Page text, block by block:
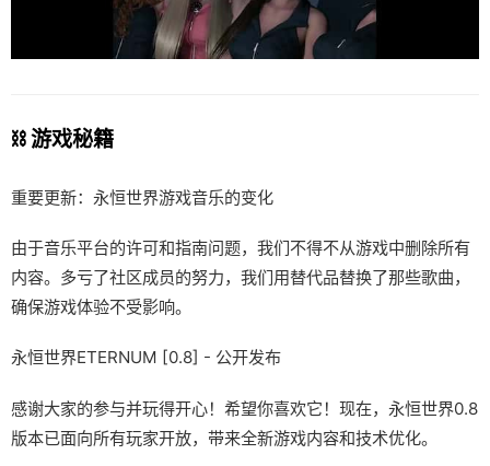
⛓️ 游戏秘籍
重要更新：永恒世界游戏音乐的变化
由于音乐平台的许可和指南问题，我们不得不从游戏中删除所有
内容。多亏了社区成员的努力，我们用替代品替换了那些歌曲，
确保游戏体验不受影响。
永恒世界ETERNUM [0.8] - 公开发布
感谢大家的参与并玩得开心！希望你喜欢它！现在，永恒世界0.8
版本已面向所有玩家开放，带来全新游戏内容和技术优化。